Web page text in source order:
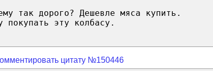
так дорого? Дешевле мяса купить.
покупать эту колбасу.
цитату №150446